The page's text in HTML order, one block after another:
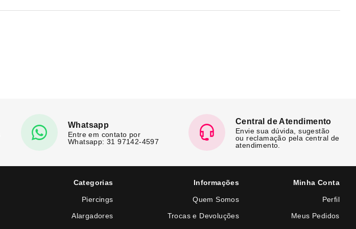
Whatsapp
Entre em contato por
Whatsapp: 31 97142-4597
Central de Atendimento
Envie sua dúvida, sugestão
ou reclamação pela central de
atendimento.
Categorias
Piercings
Alargadores
Informações
Quem Somos
Trocas e Devoluções
Minha Conta
Perfil
Meus Pedidos